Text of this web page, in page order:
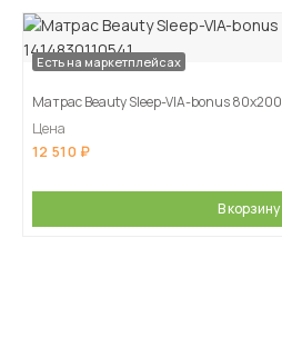
Есть на маркетплейсах
Матрас Beauty Sleep-VIA-bonus 80х200
Цена
12 510
В корзину